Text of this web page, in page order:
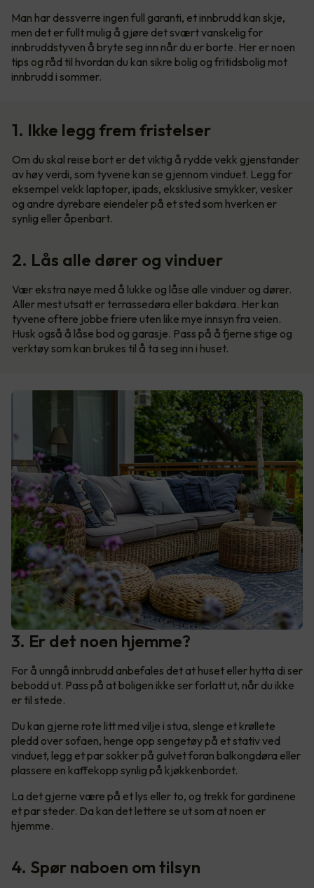
Man har dessverre ingen full garanti, et innbrudd kan skje,
men det er fullt mulig å gjøre det svært vanskelig for
innbruddstyven å bryte seg inn når du er borte. Her er noen
tips og råd til hvordan du kan sikre bolig og fritidsbolig mot
innbrudd i sommer.
1. Ikke legg frem fristelser
Om du skal reise bort er det viktig å rydde vekk gjenstander
av høy verdi, som tyvene kan se gjennom vinduet. Legg for
eksempel vekk laptoper, ipads, eksklusive smykker, vesker
og andre dyrebare eiendeler på et sted som hverken er
synlig eller åpenbart.
2. Lås alle dører og vinduer
Vær ekstra nøye med å lukke og låse alle vinduer og dører.
Aller mest utsatt er terrassedøra eller bakdøra. Her kan
tyvene oftere jobbe friere uten like mye innsyn fra veien.
Husk også å låse bod og garasje. Pass på å fjerne stige og
verktøy som kan brukes til å ta seg inn i huset.
3. Er det noen hjemme?
For å unngå innbrudd anbefales det at huset eller hytta di ser
bebodd ut. Pass på at boligen ikke ser forlatt ut, når du ikke
er til stede.
Du kan gjerne rote litt med vilje i stua, slenge et krøllete
pledd over sofaen, henge opp sengetøy på et stativ ved
vinduet, legg et par sokker på gulvet foran balkongdøra eller
plassere en kaffekopp synlig på kjøkkenbordet.
La det gjerne være på et lys eller to, og trekk for gardinene
et par steder. Da kan det lettere se ut som at noen er
hjemme.
4. Spør naboen om tilsyn